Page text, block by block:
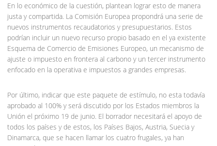
En lo económico de la cuestión, plantean lograr esto de manera
justa y compartida. La Comisión Europea propondrá una serie de
nuevos instrumentos recaudatorios y presupuestarios. Estos
podrían incluir un nuevo recurso propio basado en el ya existente
Esquema de Comercio de Emisiones Europeo, un mecanismo de
ajuste o impuesto en frontera al carbono y un tercer instrumento
enfocado en la operativa e impuestos a grandes empresas.
Por último, indicar que este paquete de estímulo, no esta todavía
aprobado al 100% y será discutido por los Estados miembros la
Unión el próximo 19 de junio. El borrador necesitará el apoyo de
todos los países y de estos, los Países Bajos, Austria, Suecia y
Dinamarca, que se hacen llamar los cuatro frugales, ya han